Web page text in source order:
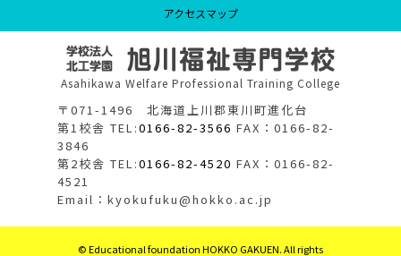
アクセスマップ
Asahikawa Welfare Professional Training College
〒071-1496 北海道上川郡東川町進化台
第1校舎 TEL:0166-82-3566 FAX：0166-82-
3846
第2校舎 TEL:0166-82-4520 FAX：0166-82-
4521
Email：kyokufuku@hokko.ac.jp
© Educational foundation HOKKO GAKUEN. All rights